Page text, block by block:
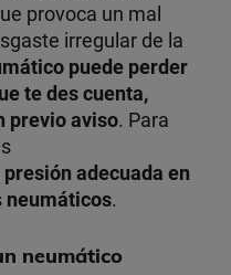
provoca un mal
irregular de la
puede perder
te des cuenta,
previo aviso. Para
adecuada en
neumáticos.
neumático